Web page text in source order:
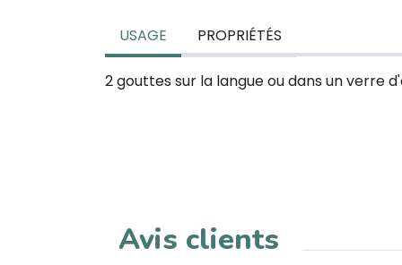
USAGE PROPRIÉTÉS
2 gouttes sur la langue ou dans un verre
Avis clients